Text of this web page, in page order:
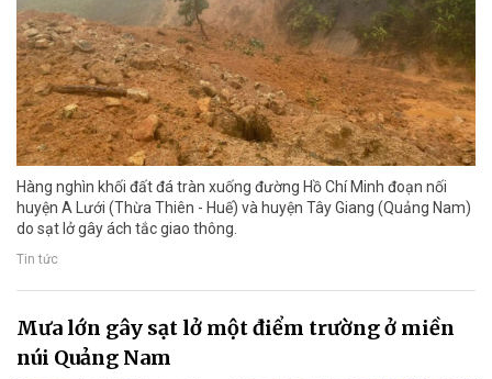
Hàng nghìn khối đất đá tràn xuống đường Hồ Chí Minh đoạn nối
huyện A Lưới (Thừa Thiên - Huế) và huyện Tây Giang (Quảng Nam)
do sạt lở gây ách tắc giao thông.
Tin tức
Mưa lớn gây sạt lở một điểm trường ở miền
núi Quảng Nam